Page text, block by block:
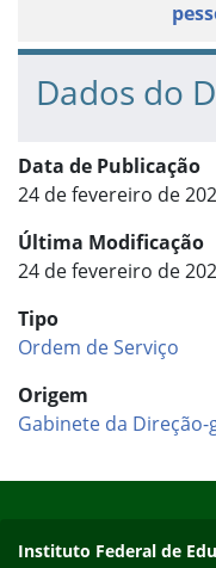
Dados do
Data de Publicação
24 de fevereiro de
Última Modificação
24 de fevereiro de
Tipo
Ordem de Serviço
Origem
Gabinete da Direção-
Instituto Federal de